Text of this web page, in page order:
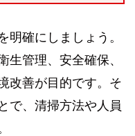
明確にしましょう。
生管理、安全確保、
改善が目的です。そ
で、清掃方法や人員